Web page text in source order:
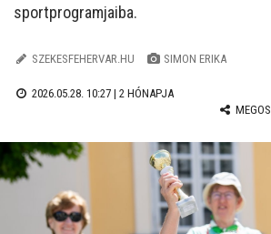
sportprogramjaiba.
SZEKESFEHERVAR.HU SIMON ERIKA
2026.05.28. 10:27 | 2 HÓNAPJA